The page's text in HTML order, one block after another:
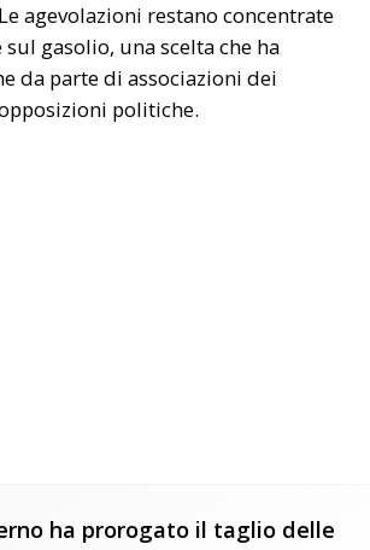
agevolazioni restano concentrate
gasolio, una scelta che ha
da parte di associazioni dei
politiche.
ha prorogato il taglio delle